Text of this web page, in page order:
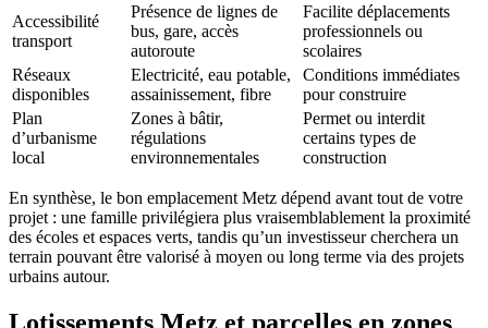
Accessibilité
transport
Présence de lignes de
bus, gare, accès
autoroute
Facilite déplacements
professionnels ou
scolaires
Réseaux
disponibles
Electricité, eau potable,
assainissement, fibre
Conditions immédiates
pour construire
Plan
d’urbanisme
local
Zones à bâtir,
régulations
environnementales
Permet ou interdit
certains types de
construction
En synthèse, le bon emplacement Metz dépend avant tout de votre
projet : une famille privilégiera plus vraisemblablement la proximité
des écoles et espaces verts, tandis qu’un investisseur cherchera un
terrain pouvant être valorisé à moyen ou long terme via des projets
urbains autour.
Lotissements Metz et parcelles en zones